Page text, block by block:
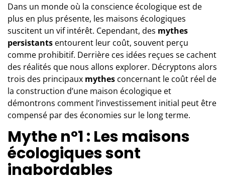
Dans un monde où la conscience écologique est de
plus en plus présente, les maisons écologiques
suscitent un vif intérêt. Cependant, des mythes
persistants entourent leur coût, souvent perçu
comme prohibitif. Derrière ces idées reçues se cachent
des réalités que nous allons explorer. Décryptons alors
trois des principaux mythes concernant le coût réel de
la construction d’une maison écologique et
démontrons comment l’investissement initial peut être
compensé par des économies sur le long terme.
Mythe n°1 : Les maisons
écologiques sont
inabordables